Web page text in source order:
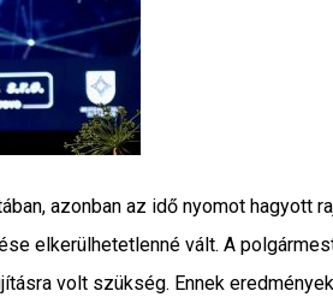
azonban az idő nyomot hagyott
elkerülhetetlenné vált. A
volt szükség. Ennek